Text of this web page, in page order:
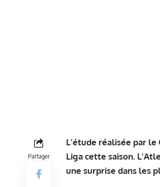
Partager
L'étude réalisée par le
Liga cette saison.
une surprise dans les